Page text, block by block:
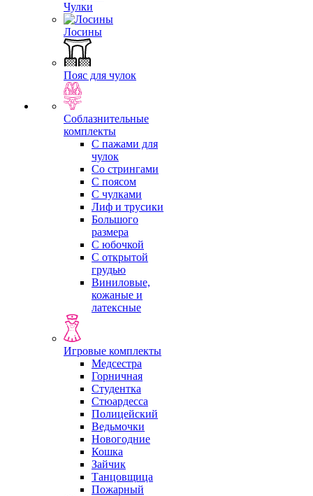
Чулки
Лосины
Пояс для чулок
Соблазнительные
комплекты
С пажами для
чулок
Со стрингами
С поясом
С чулками
Лиф и трусики
Большого
размера
С юбочкой
С открытой
грудью
Виниловые,
кожаные и
латексные
Игровые комплекты
Медсестра
Горничная
Студентка
Стюардесса
Полицейский
Ведьмочки
Новогодние
Кошка
Зайчик
Танцовщица
Пожарный